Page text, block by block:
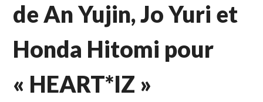
de An Yujin, Jo Yuri et
Honda Hitomi pour
« HEART*IZ »